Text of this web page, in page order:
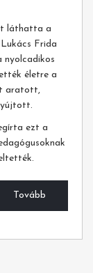
láthatta a
Frida
nyolcadikos
életre a
aratott,
ezt a
Tovább